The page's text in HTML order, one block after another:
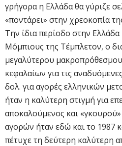
γρήγορα η Ελλάδα θα γύριζε
«ποντάρει» στην χρεοκοπία
Την ίδια περίοδο στην
Μόμπιους της Τέμπλετον, ο
μεγαλύτερου
κεφαλαίων για τις
δολ. για αγορές ελληνικών
ήταν η καλύτερη στιγμή για
αποκαλούμενος και
αγορών ήταν εδώ και το 1987
πέτυχε τη δεύτερη καλύτερη